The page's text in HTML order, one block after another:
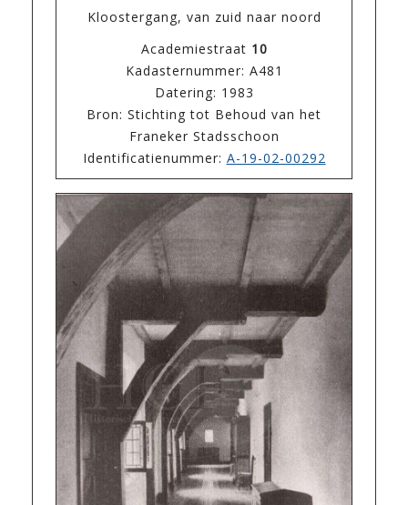
Kloostergang, van zuid naar noord
Academiestraat 10
Kadasternummer: A481
Datering: 1983
Bron: Stichting tot Behoud van het
Franeker Stadsschoon
Identificatienummer: A-19-02-00292